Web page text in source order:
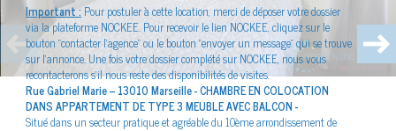
la
copropriété
Important : Pour postuler à cette location, merci de déposer votre dossier
via la plateforme NOCKEE. Pour recevoir le lien NOCKEE, cliquez sur le
bouton "contacter l'agence" ou le bouton "envoyer un message" qui se trouve
sur l'annonce. Une fois votre dossier complété sur NOCKEE, nous vous
recontacterons s'il nous reste des disponibilités de visites.
Rue Gabriel Marie – 13010 Marseille - CHAMBRE EN COLOCATION
DANS APPARTEMENT DE TYPE 3 MEUBLE AVEC BALCON -
Situé dans un secteur pratique et agréable du 10ème arrondissement de